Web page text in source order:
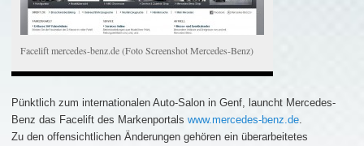
Facelift mercedes-benz.de (Foto Screenshot Mercedes-Benz)
Pünktlich zum internationalen Auto-Salon in Genf, launcht Mercedes-
Benz das Facelift des Markenportals www.mercedes-benz.de
Zu den offensichtlichen Änderungen gehören ein überarbeitetes